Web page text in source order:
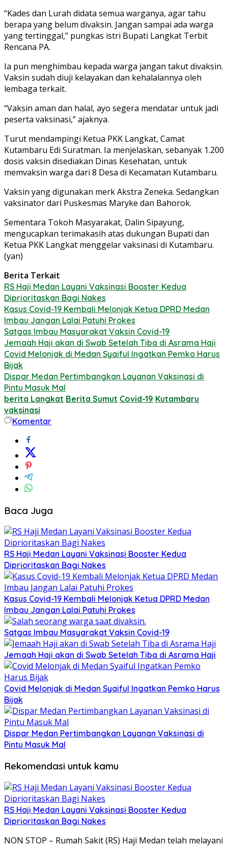
“Kades dan Lurah didata semua warganya, agar tahu
berapa yang belum divaksin. Jangan sampai ada warga
yang tertinggal,” pungkas istri Bupati Langkat Terbit
Rencana PA.
Ia pun menghimbau kepada warga jangan takut divaksin.
Vaksin sudah diuji kelayakan dan kehalalannya oleh
lembaga terkait.
“Vaksin aman dan halal, ayo segera mendatar untuk jadi
peserta vaksinasi,” ajaknya.
Turut mendampingi Ketua PKK Langkat, Camat
Kutambaru Edi Suratman. Ia menjelaskan, sebanyak 1.200
dosis vaksin disediakan Dinas Kesehatan, untuk
memvaksin warga dari 8 Desa di Kecamatan Kutambaru.
Vaksin yang digunakan merk Akstra Zeneka. Sedangkan
vaksinator dari Puskesmas Maryke dan Bahorok.
Sementara Tokoh Masyarakat, Dalin Sipayung,
mengucapkan terimakasih atas dukungan Bupati dan
Ketua PKK Langkat menggelar vaksinasi di Kutambaru.
(yan)
Berita Terkait
RS Haji Medan Layani Vaksinasi Booster Kedua
Diprioritaskan Bagi Nakes
Kasus Covid-19 Kembali Melonjak Ketua DPRD Medan
Imbau Jangan Lalai Patuhi Prokes
Satgas Imbau Masyarakat Vaksin Covid-19
Jemaah Haji akan di Swab Setelah Tiba di Asrama Haji
Covid Melonjak di Medan Syaiful Ingatkan Pemko Harus
Bijak
Dispar Medan Pertimbangkan Layanan Vaksinasi di
Pintu Masuk Mal
berita Langkat Berita Sumut Covid-19 Kutambaru
vaksinasi
Komentar
Baca Juga
RS Haji Medan Layani Vaksinasi Booster Kedua
Diprioritaskan Bagi Nakes
Kasus Covid-19 Kembali Melonjak Ketua DPRD Medan
Imbau Jangan Lalai Patuhi Prokes
Satgas Imbau Masyarakat Vaksin Covid-19
Jemaah Haji akan di Swab Setelah Tiba di Asrama Haji
Covid Melonjak di Medan Syaiful Ingatkan Pemko Harus
Bijak
Dispar Medan Pertimbangkan Layanan Vaksinasi di
Pintu Masuk Mal
Rekomendasi untuk kamu
RS Haji Medan Layani Vaksinasi Booster Kedua
Diprioritaskan Bagi Nakes
NON STOP – Rumah Sakit (RS) Haji Medan telah melayani